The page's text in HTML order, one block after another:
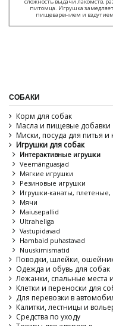
сложность выдачи лакомств,
питомца. Игрушка
пищеварением и
СОБАКИ
Корм для собак
Масла и пищевые добавки
Миски, посуда для питья и
Игрушки для собак
Интерактивные игрушки
Veemänguasjad
Мягкие игрушки
Резиновые игрушки
Игрушки-канаты,
Мячи
Maiusepallid
Ultraheliga
Vastupidavad
Hambaid puhastavad
Nuuskimismatid
Поводки, шлейки,
Одежда и обувь для собак
Лежанки, спальные места
Клетки и переноски для
Для перевозки в
Калитки, лестницы и
Средства по уходу